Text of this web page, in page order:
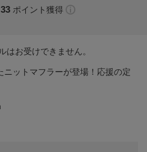
33 ポイント獲得
お受けできません。
ニットマフラーが登場！応援の定